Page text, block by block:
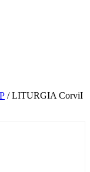
/ LITURGIA CorviI